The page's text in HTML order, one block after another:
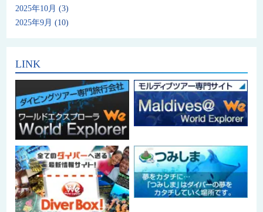
2025年10月 (3)
2025年9月 (10)
LINK